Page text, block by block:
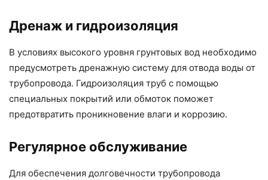
Дренаж и гидроизоляция
В условиях высокого уровня грунтовых вод необходимо
предусмотреть дренажную систему для отвода воды от
трубопровода. Гидроизоляция труб с помощью
специальных покрытий или обмоток поможет
предотвратить проникновение влаги и коррозию.
Регулярное обслуживание
Для обеспечения долговечности трубопровода